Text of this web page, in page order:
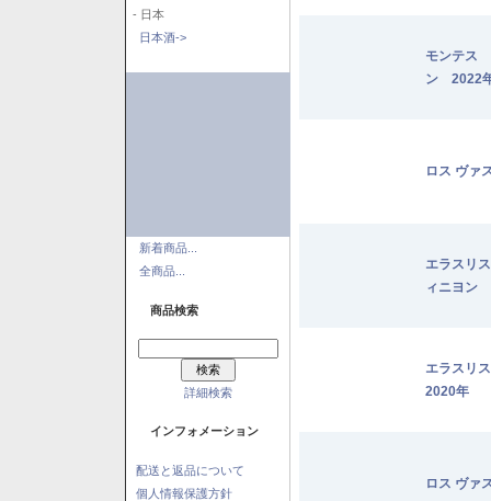
- 日本
日本酒->
新着商品...
全商品...
商品検索
詳細検索
インフォメーション
配送と返品について
個人情報保護方針
モンテス
ン 2022
ロス ヴァ
エラスリ
ィニヨン
エラスリ
2020年
ロス ヴァ